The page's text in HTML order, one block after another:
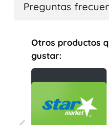
Preguntas
Otros productos
gustar: